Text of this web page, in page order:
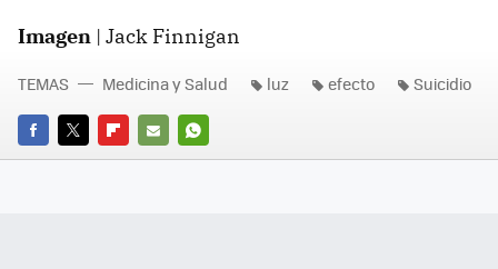
Imagen | Jack Finnigan
FACEBOOK
TWITTERFLIPBOARD
E-
WHATSAPP
TEMAS Medicina y Salud luz efecto Suicidio